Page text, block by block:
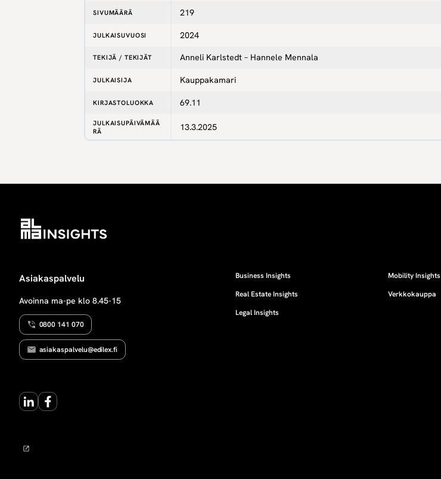
SIVUMÄÄRÄ 219
JULKAISUVUOSI 2024
TEKIJÄ / TEKIJÄT Anneli Karlstedt – Hannele Mennala
JULKAISIJA Kauppakamari
KIRJASTOLUOKKA 69.11
JULKAISUPÄIVÄMÄÄ
RÄ
13.3.2025
Asiakaspalvelu
Avoinna ma-pe klo 8.45-15
0800 141 070
asiakaspalvelu@edilex.fi
Business Insights
Real Estate Insights
Legal Insights
Mobility Insights
Verkkokauppa
LinkedInFacebook